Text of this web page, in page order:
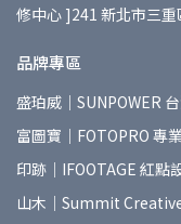
修中心 ]241 新北市三
品牌專區
盛珀威｜SUNPOWER
富圖寶｜FOTOPRO 專
印跡｜IFOOTAGE 紅點
山木｜Summit